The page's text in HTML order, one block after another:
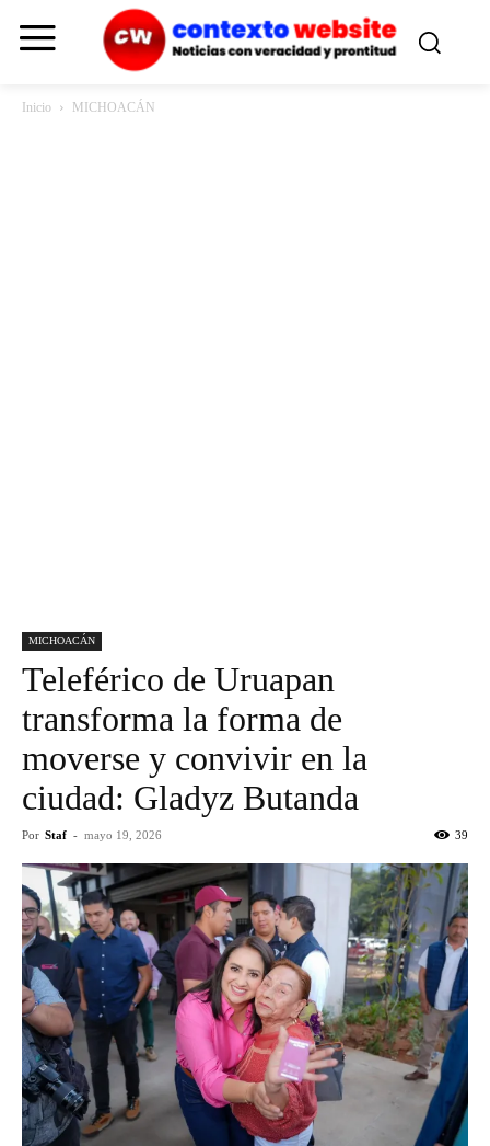
Inicio MICHOACÁN
MICHOACÁN
Teleférico de Uruapan
transforma la forma de
moverse y convivir en la
ciudad: Gladyz Butanda
Por Staf - mayo 19, 2026 39